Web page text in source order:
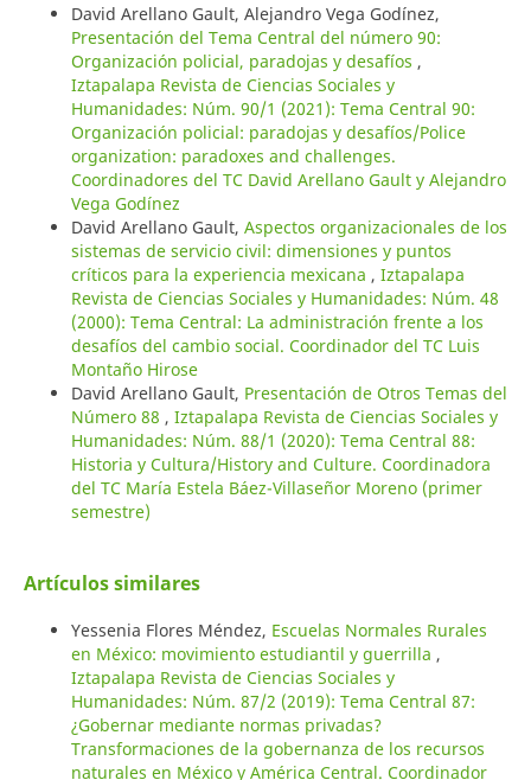
David Arellano Gault, Alejandro Vega Godínez,
Presentación del Tema Central del número 90:
Organización policial, paradojas y desafíos ,
Iztapalapa Revista de Ciencias Sociales y
Humanidades: Núm. 90/1 (2021): Tema Central 90:
Organización policial: paradojas y desafíos/Police
organization: paradoxes and challenges.
Coordinadores del TC David Arellano Gault y Alejandro
Vega Godínez
David Arellano Gault, Aspectos organizacionales de los
sistemas de servicio civil: dimensiones y puntos
críticos para la experiencia mexicana , Iztapalapa
Revista de Ciencias Sociales y Humanidades: Núm. 48
(2000): Tema Central: La administración frente a los
desafíos del cambio social. Coordinador del TC Luis
Montaño Hirose
David Arellano Gault, Presentación de Otros Temas del
Número 88 , Iztapalapa Revista de Ciencias Sociales y
Humanidades: Núm. 88/1 (2020): Tema Central 88:
Historia y Cultura/History and Culture. Coordinadora
del TC María Estela Báez-Villaseñor Moreno (primer
semestre)
Artículos similares
Yessenia Flores Méndez, Escuelas Normales Rurales
en México: movimiento estudiantil y guerrilla ,
Iztapalapa Revista de Ciencias Sociales y
Humanidades: Núm. 87/2 (2019): Tema Central 87:
¿Gobernar mediante normas privadas?
Transformaciones de la gobernanza de los recursos
naturales en México y América Central. Coordinador